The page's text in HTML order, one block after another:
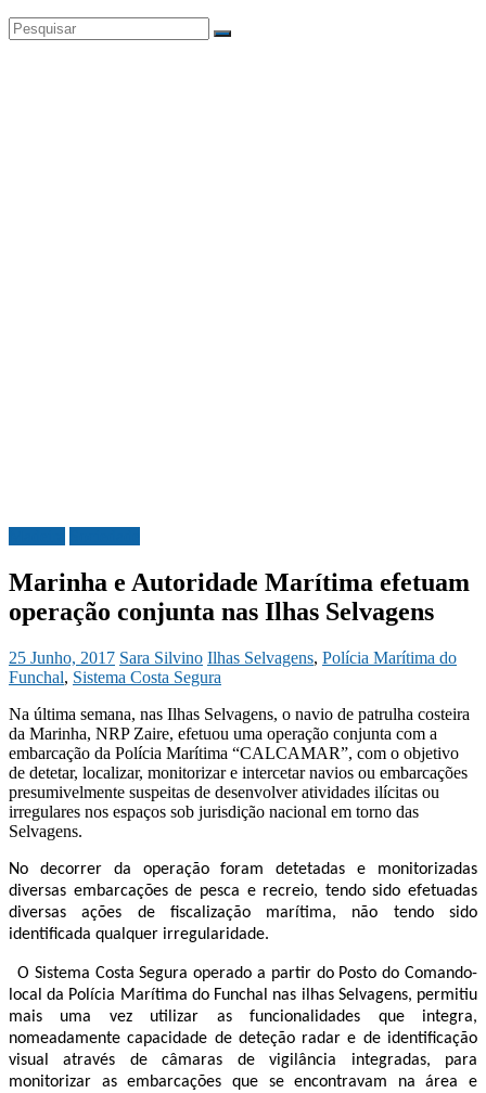
Marinha e Autoridade Marítima efetuam
operação conjunta nas Ilhas Selvagens
25 Junho, 2017 Sara Silvino Ilhas Selvagens, Polícia Marítima do
Funchal, Sistema Costa Segura
Na última semana, nas Ilhas Selvagens, o navio de patrulha costeira
da Marinha, NRP Zaire, efetuou uma operação conjunta com a
embarcação da Polícia Marítima “CALCAMAR”, com o objetivo
de detetar, localizar, monitorizar e intercetar navios ou embarcações
presumivelmente suspeitas de desenvolver atividades ilícitas ou
irregulares nos espaços sob jurisdição nacional em torno das
Selvagens.
No decorrer da operação foram detetadas e monitorizadas
diversas embarcações de pesca e recreio, tendo sido efetuadas
diversas ações de fiscalização marítima, não tendo sido
identificada qualquer irregularidade.
O Sistema Costa Segura operado a partir do Posto do Comando-
local da Polícia Marítima do Funchal nas ilhas Selvagens, permitiu
mais uma vez utilizar as funcionalidades que integra,
nomeadamente capacidade de deteção radar e de identificação
visual através de câmaras de vigilância integradas, para
monitorizar as embarcações que se encontravam na área e